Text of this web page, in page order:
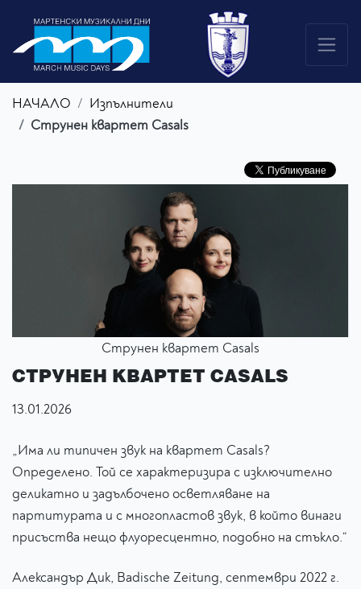
НАЧАЛО
Изпълнители
Струнен квартет Casals
Струнен квартет Casals
СТРУНЕН КВАРТЕТ CASALS
13.01.2026
„Има ли типичен звук на квартет Casals?
Определено. Той се характеризира с изключително
деликатно и задълбочено осветляване на
партитурата и с многопластов звук, в който винаги
присъства нещо флуоресцентно, подобно на стъкло.“
Александър Дик, Badische Zeitung, септември 2022 г.